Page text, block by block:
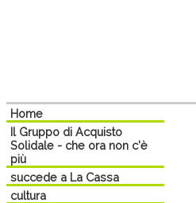
Home
Il Gruppo di Acquisto
Solidale - che ora non c'è
più
succede a La Cassa
cultura